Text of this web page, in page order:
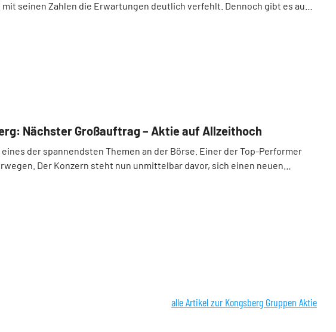
seinen Zahlen die Erwartungen deutlich verfehlt. Dennoch gibt es auch
nac ...
Nächster Großauftrag – Aktie auf Allzeithoch
der spannendsten Themen an der Börse. Einer der Top-Performer
Der Konzern steht nun unmittelbar davor, sich einen neuen
An de ...
alle Artikel zur Kongsberg Gruppen Aktie